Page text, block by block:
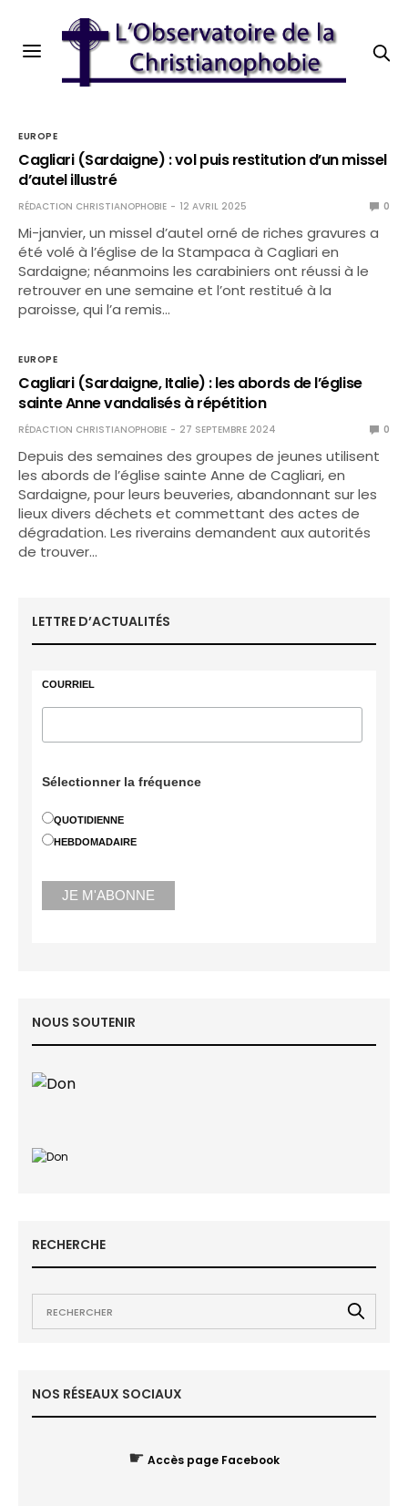
EUROPE
Cagliari (Sardaigne) : vol puis restitution d’un missel
d’autel illustré
RÉDACTION CHRISTIANOPHOBIE 12 AVRIL 2025 0
Mi-janvier, un missel d’autel orné de riches gravures a
été volé à l’église de la Stampaca à Cagliari en
Sardaigne; néanmoins les carabiniers ont réussi à le
retrouver en une semaine et l’ont restitué à la
paroisse, qui l’a remis…
EUROPE
Cagliari (Sardaigne, Italie) : les abords de l’église
sainte Anne vandalisés à répétition
RÉDACTION CHRISTIANOPHOBIE 27 SEPTEMBRE 2024 0
Depuis des semaines des groupes de jeunes utilisent
les abords de l’église sainte Anne de Cagliari, en
Sardaigne, pour leurs beuveries, abandonnant sur les
lieux divers déchets et commettant des actes de
dégradation. Les riverains demandent aux autorités
de trouver…
LETTRE D’ACTUALITÉS
COURRIEL
Sélectionner la fréquence
QUOTIDIENNE
HEBDOMADAIRE
NOUS SOUTENIR
RECHERCHE
NOS RÉSEAUX SOCIAUX
☛ Accès page Facebook